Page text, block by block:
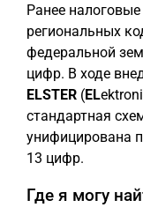
Ранее
региональных
федеральной
цифр. В ходе
ELSTER (EL
стандартная
унифицирована
13 цифр.
Где я могу